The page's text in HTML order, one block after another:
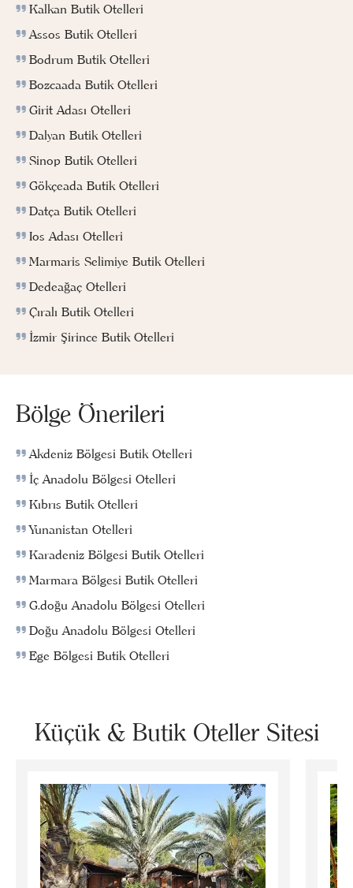
Kalkan Butik Otelleri
Assos Butik Otelleri
Bodrum Butik Otelleri
Bozcaada Butik Otelleri
Girit Adası Otelleri
Dalyan Butik Otelleri
Sinop Butik Otelleri
Gökçeada Butik Otelleri
Datça Butik Otelleri
Ios Adası Otelleri
Marmaris Selimiye Butik Otelleri
Dedeağaç Otelleri
Çıralı Butik Otelleri
İzmir Şirince Butik Otelleri
Bölge Önerileri
Akdeniz Bölgesi Butik Otelleri
İç Anadolu Bölgesi Otelleri
Kıbrıs Butik Otelleri
Yunanistan Otelleri
Karadeniz Bölgesi Butik Otelleri
Marmara Bölgesi Butik Otelleri
G.doğu Anadolu Bölgesi Otelleri
Doğu Anadolu Bölgesi Otelleri
Ege Bölgesi Butik Otelleri
Küçük & Butik Oteller Sitesi